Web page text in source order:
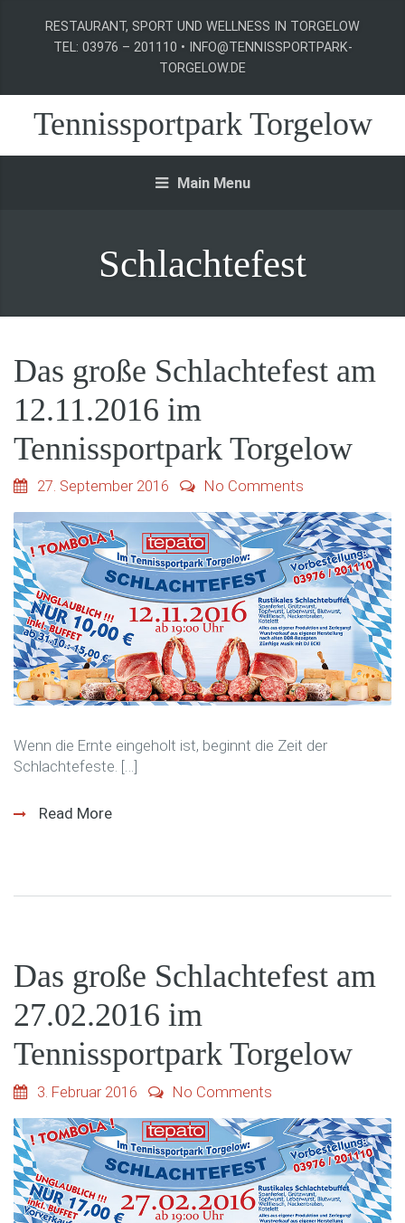
RESTAURANT, SPORT UND WELLNESS IN TORGELOW
TEL: 03976 – 201110 • INFO@TENNISSPORTPARK-
TORGELOW.DE
Tennissportpark Torgelow
Main Menu
Schlachtefest
Das große Schlachtefest am
12.11.2016 im
Tennissportpark Torgelow
27. September 2016 No Comments
Wenn die Ernte eingeholt ist, beginnt die Zeit der
Schlachtefeste. […]
Read More
Das große Schlachtefest am
27.02.2016 im
Tennissportpark Torgelow
3. Februar 2016 No Comments